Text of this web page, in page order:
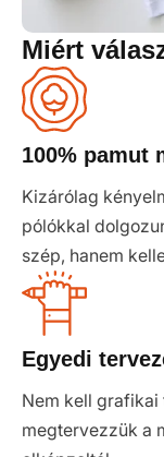
Miért
100% pamut
Kizárólag
pólókkal
szép, hanem
Egyedi
Nem kell grafikai
megtervezzük a